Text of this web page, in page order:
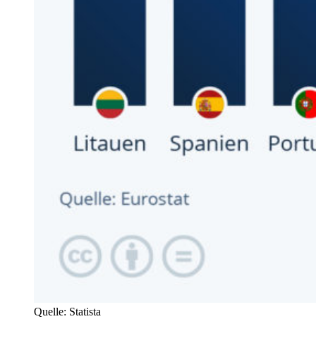
Quelle: Statista